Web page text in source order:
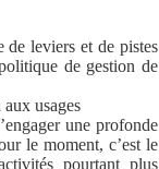
leviers et de pistes
de gestion de
usages
une profonde
le moment, c’est le
pourtant plus